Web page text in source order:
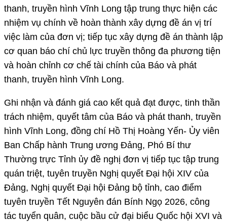
thanh, truyền hình Vĩnh Long tập trung thực hiện các
nhiệm vụ chính về hoàn thành xây dựng đề án vị trí
việc làm của đơn vị; tiếp tục xây dựng đề án thành lập
cơ quan báo chí chủ lực truyền thông đa phương tiện
và hoàn chỉnh cơ chế tài chính của Báo và phát
thanh, truyền hình Vĩnh Long.
Ghi nhận và đánh giá cao kết quả đạt được, tinh thần
trách nhiệm, quyết tâm của Báo và phát thanh, truyền
hình Vĩnh Long, đồng chí Hồ Thị Hoàng Yến- Ủy viên
Ban Chấp hành Trung ương Đảng, Phó Bí thư
Thường trực Tỉnh ủy đề nghị đơn vị tiếp tục tập trung
quán triệt, tuyên truyền Nghị quyết Đại hội XIV của
Đảng, Nghị quyết Đại hội Đảng bộ tỉnh, cao điểm
tuyên truyền Tết Nguyên đán Bính Ngọ 2026, công
tác tuyển quân, cuộc bầu cử đại biểu Quốc hội XVI và